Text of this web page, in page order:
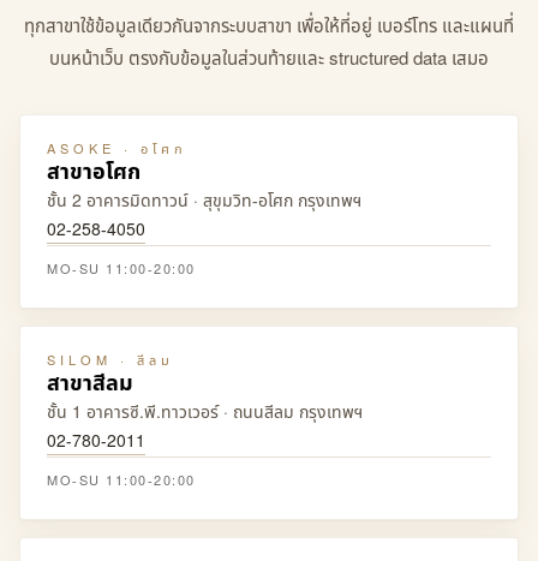
ทุกสาขาใช้ข้อมูลเดียวกันจากระบบสาขา เพื่อให้ที่อยู่ เบอร์โทร และแผนที่
บนหน้าเว็บ ตรงกับข้อมูลในส่วนท้ายและ structured data เสมอ
ASOKE · อโศก
สาขาอโศก
ชั้น 2 อาคารมิดทาวน์ · สุขุมวิท-อโศก กรุงเทพฯ
02-258-4050
MO-SU 11:00-20:00
SILOM · สีลม
สาขาสีลม
ชั้น 1 อาคารซี.พี.ทาวเวอร์ · ถนนสีลม กรุงเทพฯ
02-780-2011
MO-SU 11:00-20:00